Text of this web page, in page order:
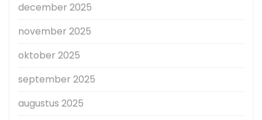
december 2025
november 2025
oktober 2025
september 2025
augustus 2025